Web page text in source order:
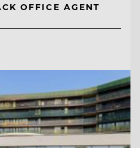
OFFICE AGENT